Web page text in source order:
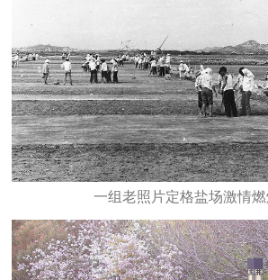
一组老照片定格盐场激情燃